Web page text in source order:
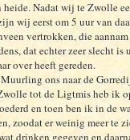
Nadat wij te Zwolle
wij eerst om 5 uur van
vertrokken, die
dat echter zeer slecht is
over heeft gereden.
ons naar de
tot de Ligtmis heb ik
en toen ben ik in de
zoodat er weinig meer te
drinken gegeven en